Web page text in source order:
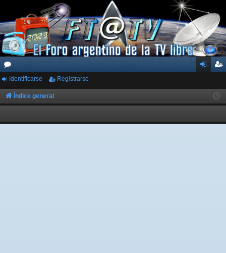
or
os
ar
ist
rs
Identificarse Registrarse
Índice general